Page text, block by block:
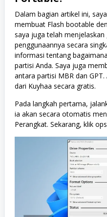
Dalam bagian artikel ini,
membuat Flash bootable
saya juga telah
penggunaannya secara
informasi tentang
partisi Anda. Saya juga
antara partisi MBR dan
dari Kuyhaa secara gratis.
Pada langkah pertama,
ia akan secara otomatis
Perangkat. Sekarang, klik